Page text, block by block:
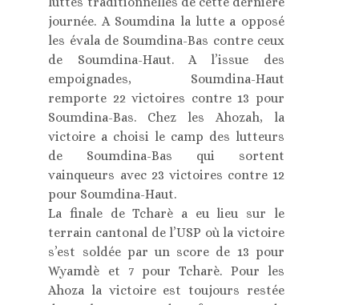
journée. A Soumdina la lutte a opposé
les évala de Soumdina-Bas contre ceux
de Soumdina-Haut. A l’issue des
empoignades, Soumdina-Haut
remporte 22 victoires contre 13 pour
Soumdina-Bas. Chez les Ahozah, la
victoire a choisi le camp des lutteurs
de Soumdina-Bas qui sortent
vainqueurs avec 23 victoires contre 12
pour Soumdina-Haut.
La finale de Tcharè a eu lieu sur le
terrain cantonal de l’USP où la victoire
s’est soldée par un score de 13 pour
Wyamdè et 7 pour Tcharè. Pour les
Ahoza la victoire est toujours restée